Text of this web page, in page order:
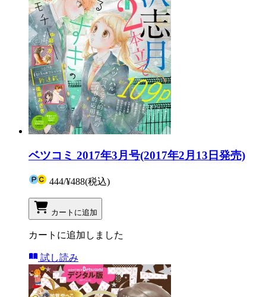
ベツコミ 2017年3月号(2017年2月13日発売)
444/¥488(税込)
カートに追加
カートに追加しました
試し読み